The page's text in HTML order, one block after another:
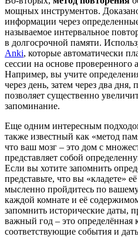
мощных инструментов.
информации через
называемое интервальное
в долгосрочной памяти.
Anki, которые автоматически
сессии на основе проверенного
Например, вы учите
через день, затем через два дня,
позволяет существенно
запоминание.
Еще одним интересным
также известный как «метод
что ваш мозг – это дом с
представляет собой
Если вы хотите запомнить
представьте, что вы «кладете»
мысленно пройдитесь по вашему
каждой комнате и её
запомнить исторические даты,
важный год – это определённая
соответствующие события и